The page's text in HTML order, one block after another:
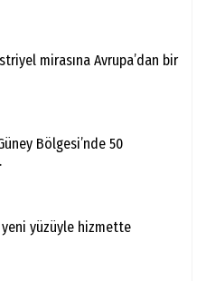
mirasına Avrupa’dan bir
Bölgesi’nde 50
yeni yüzüyle hizmette